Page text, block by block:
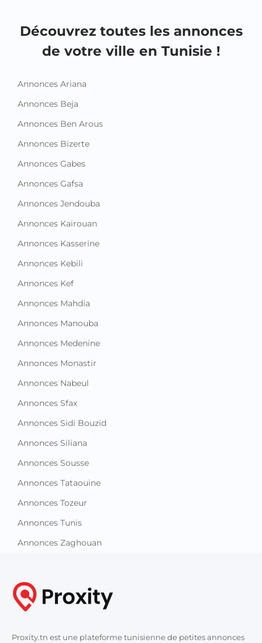
Découvrez toutes les annonces
de votre ville en Tunisie !
Annonces Ariana
Annonces Beja
Annonces Ben Arous
Annonces Bizerte
Annonces Gabes
Annonces Gafsa
Annonces Jendouba
Annonces Kairouan
Annonces Kasserine
Annonces Kebili
Annonces Kef
Annonces Mahdia
Annonces Manouba
Annonces Medenine
Annonces Monastir
Annonces Nabeul
Annonces Sfax
Annonces Sidi Bouzid
Annonces Siliana
Annonces Sousse
Annonces Tataouine
Annonces Tozeur
Annonces Tunis
Annonces Zaghouan
Proxity.tn est une plateforme tunisienne de petites annonces